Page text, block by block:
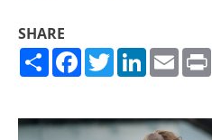
SHARE
ShareFacebook
TwitterLinkedIn
Email